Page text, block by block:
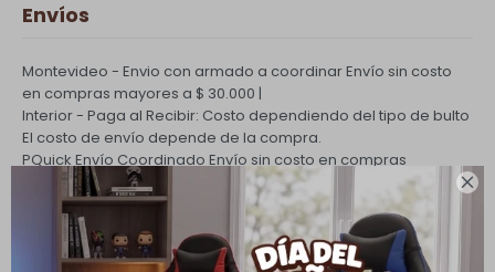

Envíos
Montevideo - Envio con armado a coordinarEnvío sin costo
en compras mayores a $ 30.000 |
Interior - Paga al Recibir: Costo dependiendo del tipo de bulto
El costo de envío depende de la compra.
PQuick Envío Coordinado Envío sin costo en compras
mayores a $ 30.000 |
Cambios y Devoluciones